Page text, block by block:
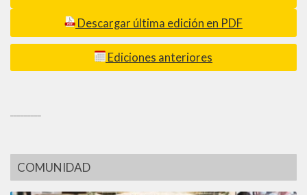
Descargar última edición en PDF
Ediciones anteriores
COMUNIDAD